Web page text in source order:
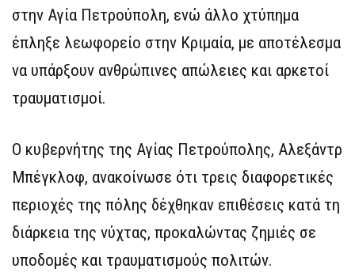
στην Αγία Πετρούπολη, ενώ άλλο χτύπημα
έπληξε λεωφορείο στην Κριμαία, με αποτέλεσμα
να υπάρξουν ανθρώπινες απώλειες και αρκετοί
τραυματισμοί.
Ο κυβερνήτης της Αγίας Πετρούπολης, Αλεξάντρ
Μπέγκλοφ, ανακοίνωσε ότι τρεις διαφορετικές
περιοχές της πόλης δέχθηκαν επιθέσεις κατά τη
διάρκεια της νύχτας, προκαλώντας ζημιές σε
υποδομές και τραυματισμούς πολιτών.